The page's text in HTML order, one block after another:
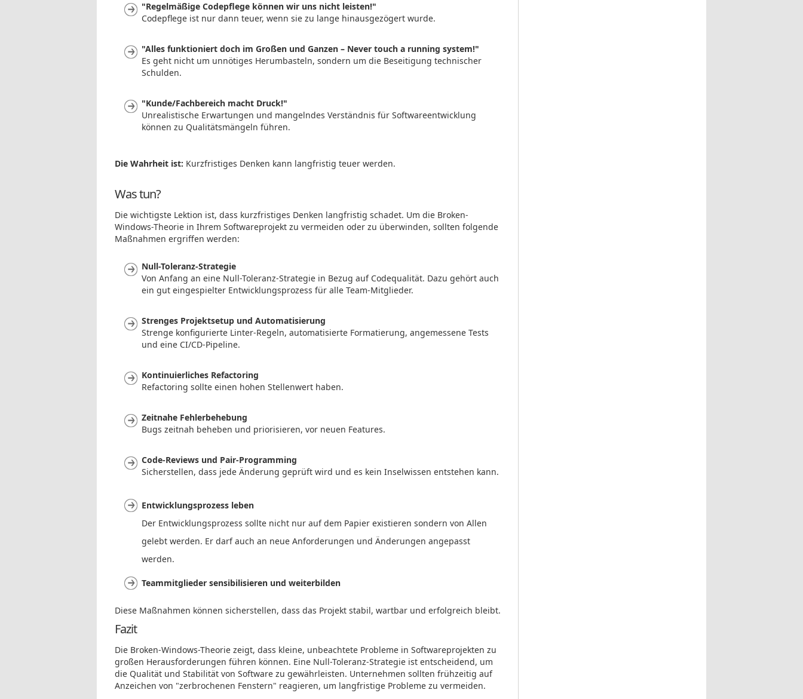
"Regelmäßige Codepflege können wir uns nicht leisten!"
Codepflege ist nur dann teuer, wenn sie zu lange hinausgezögert wurde.
"Alles funktioniert doch im Großen und Ganzen – Never touch a running system!"
Es geht nicht um unnötiges Herumbasteln, sondern um die Beseitigung technischer
Schulden.
"Kunde/Fachbereich macht Druck!"
Unrealistische Erwartungen und mangelndes Verständnis für Softwareentwicklung
können zu Qualitätsmängeln führen.
Die Wahrheit ist: Kurzfristiges Denken kann langfristig teuer werden.
Was tun?
Die wichtigste Lektion ist, dass kurzfristiges Denken langfristig schadet. Um die Broken-
Windows-Theorie in Ihrem Softwareprojekt zu vermeiden oder zu überwinden, sollten folgende
Maßnahmen ergriffen werden:
Null-Toleranz-Strategie
Von Anfang an eine Null-Toleranz-Strategie in Bezug auf Codequalität. Dazu gehört auch
ein gut eingespielter Entwicklungsprozess für alle Team-Mitglieder.
Strenges Projektsetup und Automatisierung
Strenge konfigurierte Linter-Regeln, automatisierte Formatierung, angemessene Tests
und eine CI/CD-Pipeline.
Kontinuierliches Refactoring
Refactoring sollte einen hohen Stellenwert haben.
Zeitnahe Fehlerbehebung
Bugs zeitnah beheben und priorisieren, vor neuen Features.
Code-Reviews und Pair-Programming
Sicherstellen, dass jede Änderung geprüft wird und es kein Inselwissen entstehen kann.
Entwicklungsprozess leben
Der Entwicklungsprozess sollte nicht nur auf dem Papier existieren sondern von Allen
gelebt werden. Er darf auch an neue Anforderungen und Änderungen angepasst
werden.
Teammitglieder sensibilisieren und weiterbilden
Diese Maßnahmen können sicherstellen, dass das Projekt stabil, wartbar und erfolgreich bleibt.
Fazit
Die Broken-Windows-Theorie zeigt, dass kleine, unbeachtete Probleme in Softwareprojekten zu
großen Herausforderungen führen können. Eine Null-Toleranz-Strategie ist entscheidend, um
die Qualität und Stabilität von Software zu gewährleisten. Unternehmen sollten frühzeitig auf
Anzeichen von "zerbrochenen Fenstern" reagieren, um langfristige Probleme zu vermeiden.